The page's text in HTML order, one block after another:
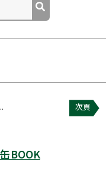
次頁
BOOK